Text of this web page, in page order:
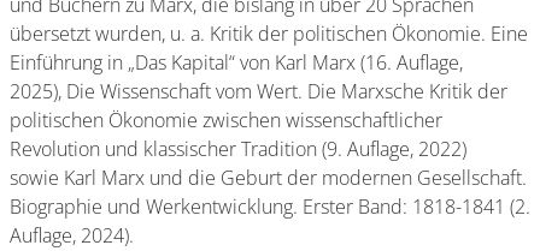
übersetzt wurden, u. a. Kritik der politischen Ökonomie. Eine
Einführung in „Das Kapital“ von Karl Marx (16. Auflage,
2025), Die Wissenschaft vom Wert. Die Marxsche Kritik der
politischen Ökonomie zwischen wissenschaftlicher
Revolution und klassischer Tradition (9. Auflage, 2022)
sowie Karl Marx und die Geburt der modernen Gesellschaft.
Biographie und Werkentwicklung. Erster Band: 1818-1841 (2.
Auflage, 2024).